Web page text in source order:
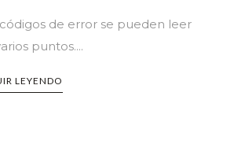
de error se pueden leer
puntos....
LEYENDO